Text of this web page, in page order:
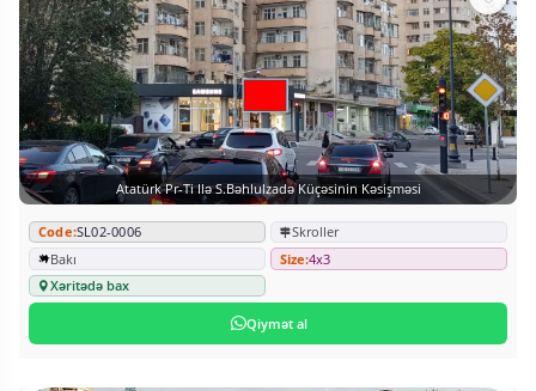
Atatürk Pr-Ti Ilə S.Bəhlulzadə Küçəsinin Kəsişməsi
Code:SL02-0006
Skroller
Bakı
Size:4x3
Xəritədə bax
Qiymət al